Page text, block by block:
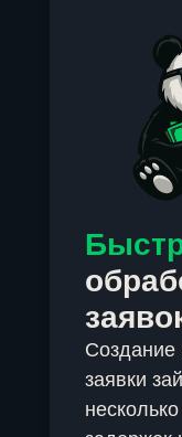
Создание
заявки